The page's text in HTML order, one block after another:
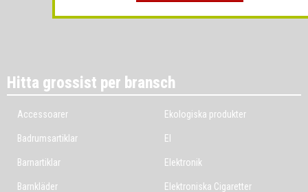
Hitta grossist per bransch
Accessoarer
Badrumsartiklar
Barnartiklar
Barnkläder
Ekologiska produkter
El
Elektronik
Elektroniska Cigaretter